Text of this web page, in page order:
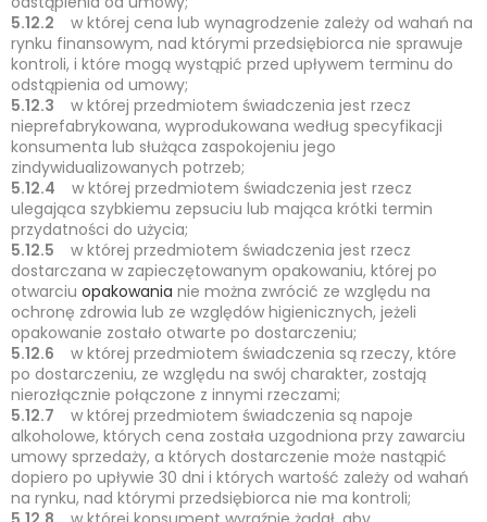
5.12.2 w której cena lub wynagrodzenie zależy od wahań na
rynku finansowym, nad którymi przedsiębiorca nie sprawuje
kontroli, i które mogą wystąpić przed upływem terminu do
odstąpienia od umowy;
5.12.3 w której przedmiotem świadczenia jest rzecz
nieprefabrykowana, wyprodukowana według specyfikacji
konsumenta lub służąca zaspokojeniu jego
zindywidualizowanych potrzeb;
5.12.4 w której przedmiotem świadczenia jest rzecz
ulegająca szybkiemu zepsuciu lub mająca krótki termin
przydatności do użycia;
5.12.5 w której przedmiotem świadczenia jest rzecz
dostarczana w zapieczętowanym opakowaniu, której po
otwarciu opakowania nie można zwrócić ze względu na
ochronę zdrowia lub ze względów higienicznych, jeżeli
opakowanie zostało otwarte po dostarczeniu;
5.12.6 w której przedmiotem świadczenia są rzeczy, które
po dostarczeniu, ze względu na swój charakter, zostają
nierozłącznie połączone z innymi rzeczami;
5.12.7 w której przedmiotem świadczenia są napoje
alkoholowe, których cena została uzgodniona przy zawarciu
umowy sprzedaży, a których dostarczenie może nastąpić
dopiero po upływie 30 dni i których wartość zależy od wahań
na rynku, nad którymi przedsiębiorca nie ma kontroli;